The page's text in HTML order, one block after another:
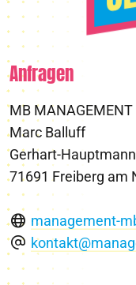
Anfragen
MB MANAGEMENT
Marc Balluff
Gerhart-
71691 Freiberg am
management-